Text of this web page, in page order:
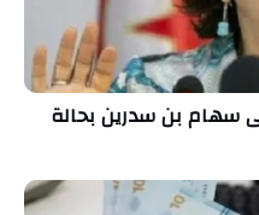
سهام بن سدرين بحالة